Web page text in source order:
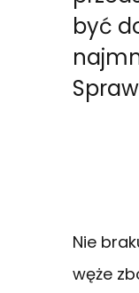
być
Nie
węże